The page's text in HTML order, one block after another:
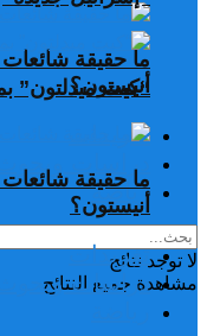
ما حقيقة شائعات
أنيستون؟
تغريدات
دراسات وبحوث
رياضة
لا توجد نتائج
مشاهدة جميع النتائح
“كيت ميدلتون”
ما حقيقة شائعات
أنيستون؟
تغريدات
دراسات وبحوث